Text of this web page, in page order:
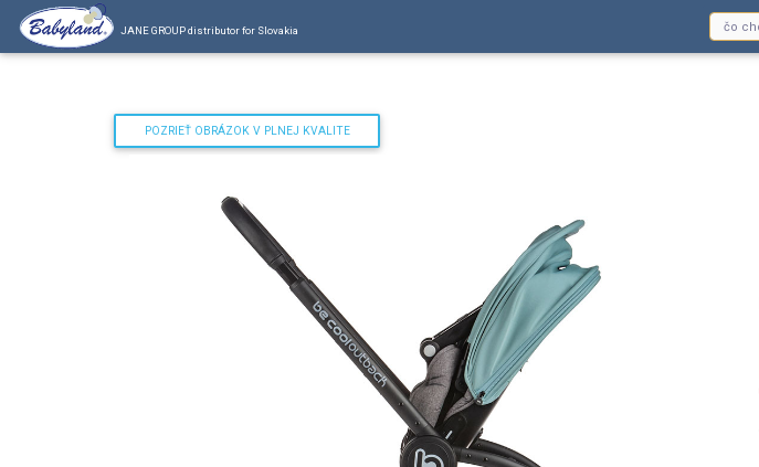
JANE GROUP distributor for Slovakia
POZRIEŤ OBRÁZOK V PLNEJ KVALITE